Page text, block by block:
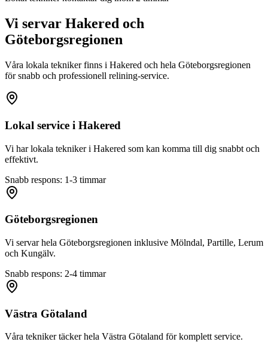
Vi servar Hakered och
Göteborgsregionen
Våra lokala tekniker finns i Hakered och hela Göteborgsregionen
för snabb och professionell relining-service.
Lokal service i Hakered
Vi har lokala tekniker i Hakered som kan komma till dig snabbt och
effektivt.
Snabb respons: 1-3 timmar
Göteborgsregionen
Vi servar hela Göteborgsregionen inklusive Mölndal, Partille, Lerum
och Kungälv.
Snabb respons: 2-4 timmar
Västra Götaland
Våra tekniker täcker hela Västra Götaland för komplett service.